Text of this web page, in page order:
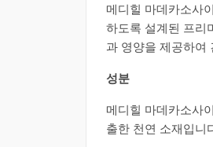
메디힐 마데카소사
하도록 설계된 프리
과 영양을 제공하여
성분
메디힐 마데카소사
출한 천연 소재입니